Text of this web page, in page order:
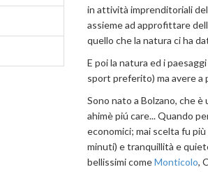
in attività imprenditoriali
assieme ad approfittare
quello che la natura ci ha
E poi la natura ed i
sport preferito) ma avere a
Sono nato a Bolzano, che
ahimè piú care... Quando
economici; mai scelta fu
minuti) e tranquillità e
bellissimi comeMonticolo,